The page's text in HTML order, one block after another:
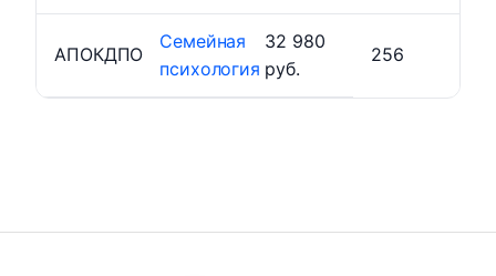
АПОКДПО
Семейная
психология
32 980
руб.
256